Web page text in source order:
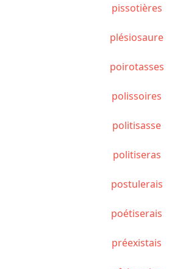
pissotières
plésiosaure
poirotasses
polissoires
politisasse
politiseras
postulerais
poétiserais
préexistais